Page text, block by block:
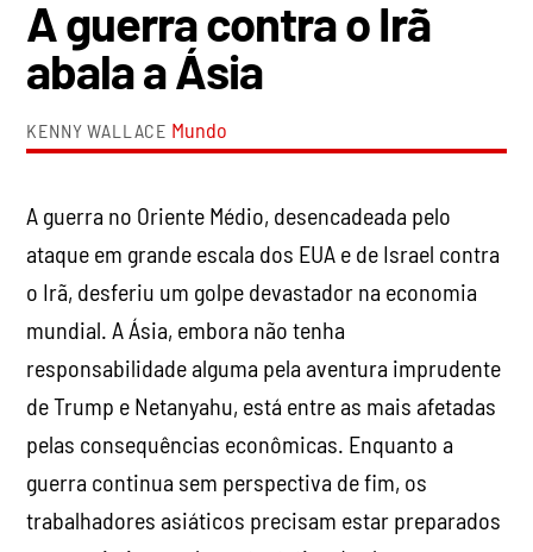
A guerra contra o Irã
abala a Ásia
KENNY WALLACE Mundo
A guerra no Oriente Médio, desencadeada pelo
ataque em grande escala dos EUA e de Israel contra
o Irã, desferiu um golpe devastador na economia
mundial. A Ásia, embora não tenha
responsabilidade alguma pela aventura imprudente
de Trump e Netanyahu, está entre as mais afetadas
pelas consequências econômicas. Enquanto a
guerra continua sem perspectiva de fim, os
trabalhadores asiáticos precisam estar preparados